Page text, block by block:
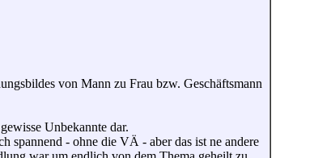
von Mann zu Frau bzw. Geschäftsmann
Unbekannte dar.
spannend - ohne die VÄ - aber das ist ne andere